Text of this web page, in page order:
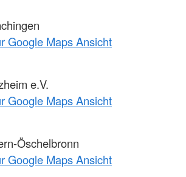
Google Maps Ansicht
e.V.
Google Maps Ansicht
Öschelbronn
Google Maps Ansicht